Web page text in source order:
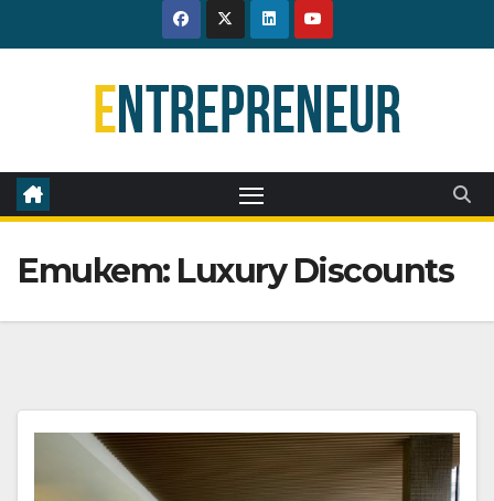
to
Етикет: Luxury Discounts